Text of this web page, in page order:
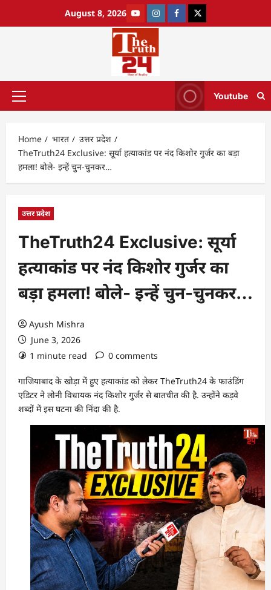
August 8, 2026
Youtube
Home भारत
उत्तर प्रदेश
TheTruth24 Exclusive: सूर्या हत्याकांड पर नंद किशोर गुर्जर का बड़ा
हमला! बोले- इन्हें चुन-चुनकर…
उत्तर प्रदेश
TheTruth24 Exclusive: सूर्या
हत्याकांड पर नंद किशोर गुर्जर का
बड़ा हमला! बोले- इन्हें चुन-चुनकर…
Ayush Mishra
June 3, 2026
1 minute read
0 comments
गाजियाबाद के खोड़ा में हुए हत्याकांड को लेकर TheTruth24 के फाउंडिंग
एडिटर ने लोनी विधायक नंद किशोर गुर्जर से बातचीत की है. उन्होंने कड़वे
शब्दों में इस घटना की निंदा की है.